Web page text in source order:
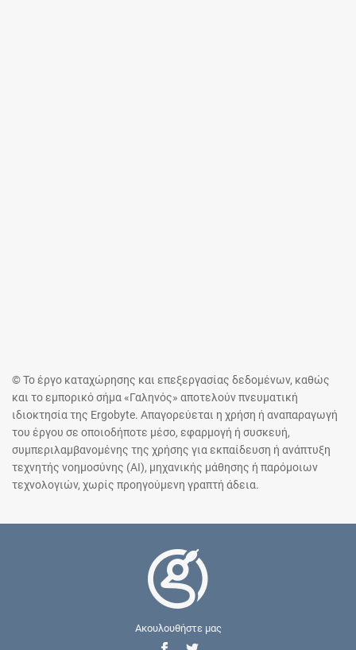
© Το έργο καταχώρησης και επεξεργασίας δεδομένων, καθώς
και το εμπορικό σήμα «Γαληνός» αποτελούν πνευματική
ιδιοκτησία της Ergobyte. Απαγορεύεται η χρήση ή αναπαραγωγή
του έργου σε οποιοδήποτε μέσο, εφαρμογή ή συσκευή,
συμπεριλαμβανομένης της χρήσης για εκπαίδευση ή ανάπτυξη
τεχνητής νοημοσύνης (AI), μηχανικής μάθησης ή παρόμοιων
τεχνολογιών, χωρίς προηγούμενη γραπτή άδεια.
Ακουλουθήστε μας